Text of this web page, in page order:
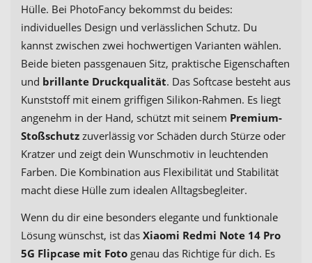
Hülle. Bei PhotoFancy bekommst du beides:
individuelles Design und verlässlichen Schutz. Du
kannst zwischen zwei hochwertigen Varianten wählen.
Beide bieten passgenauen Sitz, praktische Eigenschaften
und brillante Druckqualität. Das Softcase besteht aus
Kunststoff mit einem griffigen Silikon-Rahmen. Es liegt
angenehm in der Hand, schützt mit seinem Premium-
Stoßschutz zuverlässig vor Schäden durch Stürze oder
Kratzer und zeigt dein Wunschmotiv in leuchtenden
Farben. Die Kombination aus Flexibilität und Stabilität
macht diese Hülle zum idealen Alltagsbegleiter.
Wenn du dir eine besonders elegante und funktionale
Lösung wünschst, ist das Xiaomi Redmi Note 14 Pro
5G Flipcase mit Foto genau das Richtige für dich. Es